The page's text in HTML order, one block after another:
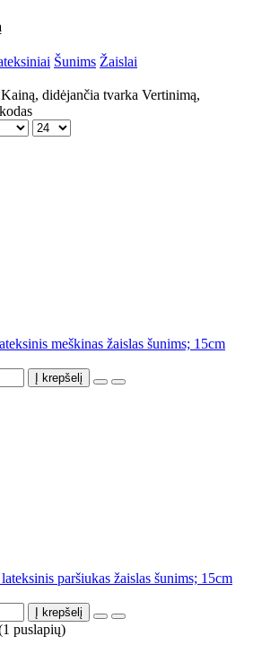
Šunims Žaislai
Kainą, didėjančia tvarka Vertinimą,
meškinas žaislas šunims; 15cm
Į krepšelį
paršiukas žaislas šunims; 15cm
Į krepšelį
puslapių)